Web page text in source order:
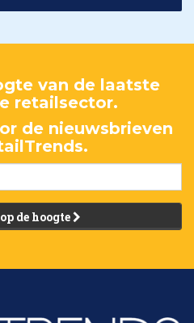
van de laatste
retailsector.
de nieuwsbrieven
de hoogte